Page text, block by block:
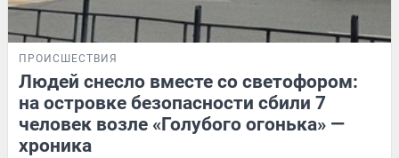
ПРОИСШЕСТВИЯ
Людей снесло вместе со светофором:
на островке безопасности сбили 7
человек возле «Голубого огонька» —
хроника